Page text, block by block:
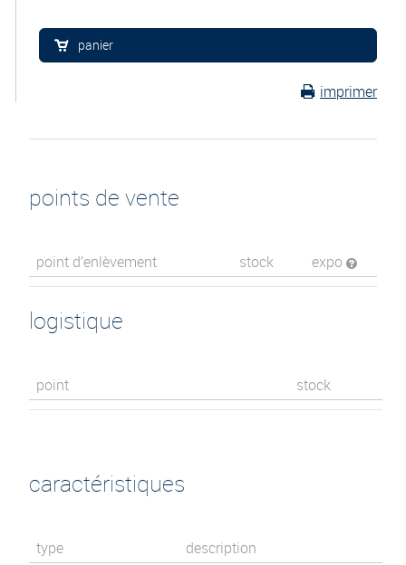
panier
imprimer
points de vente
point d’enlèvement stock expo
logistique
point stock
caractéristiques
type
description